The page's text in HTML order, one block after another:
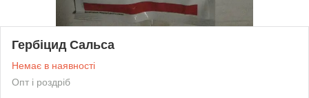
Гербіцид Сальса
Немає в наявності
Опт і роздріб